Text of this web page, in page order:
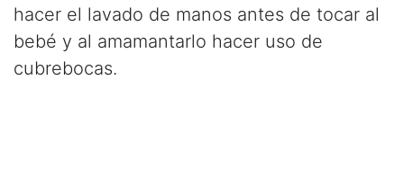
hacer el lavado de manos antes de tocar al
bebé y al amamantarlo hacer uso de
cubrebocas.